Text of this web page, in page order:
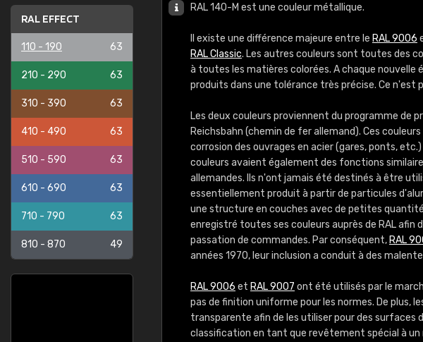
RAL EFFECT
110 - 190 63
210 - 290 63
310 - 390 63
410 - 490 63
510 - 590 63
610 - 690 63
710 - 790 63
810 - 870 49
RAL 140-M est une couleur métallique.
Il existe une différence majeure entre le RAL 9006
RAL Classic. Les autres couleurs sont toutes des
à toutes les matières colorées. A chaque
produits dans une tolérance très précise. Ce n'est
Les deux couleurs proviennent du programme de
Reichsbahn (chemin de fer allemand). Ces
corrosion des ouvrages en acier (gares, ponts,
couleurs avaient également des fonctions
allemandes. Ils n'ont jamais été destinés à être
essentiellement produit à partir de particules
une structure en couches avec de petites
enregistré toutes ses couleurs auprès de RAL afin
passation de commandes. Par conséquent, RAL
années 1970, leur inclusion a conduit à des
RAL 9006 et RAL 9007 ont été utilisés par le
pas de finition uniforme pour les normes. De plus,
transparente afin de les utiliser pour des surfaces
classification en tant que revêtement spécial à un